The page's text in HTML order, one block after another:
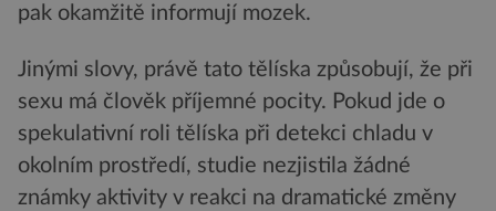
pak okamžitě informují mozek.
Jinými slovy, právě tato tělíska způsobují, že při
sexu má člověk příjemné pocity. Pokud jde o
spekulativní roli tělíska při detekci chladu v
okolním prostředí, studie nezjistila žádné
známky aktivity v reakci na dramatické změny